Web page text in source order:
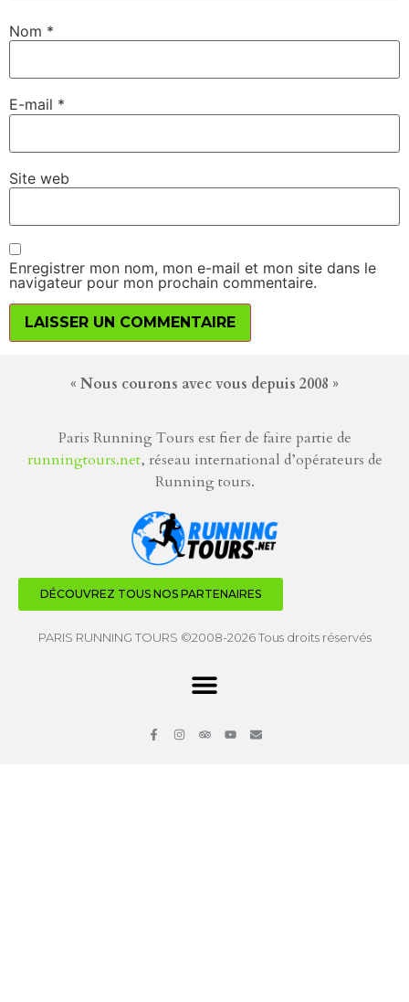
Nom *
E-mail *
Site web
Enregistrer mon nom, mon e-mail et mon site dans le
navigateur pour mon prochain commentaire.
« Nous courons avec vous depuis 2008 »
Paris Running Tours est fier de faire partie de
runningtours.net, réseau international d’opérateurs de
Running tours.
DÉCOUVREZ TOUS NOS PARTENAIRES
PARIS RUNNING TOURS ©2008-2026 Tous droits réservés